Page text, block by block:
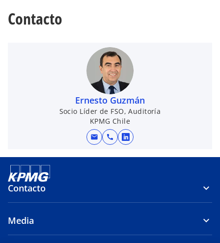
Contacto
Ernesto Guzmán
Socio Líder de FSO, Auditoría
KPMG Chile
mail call
s
e
u
Contacto
Media